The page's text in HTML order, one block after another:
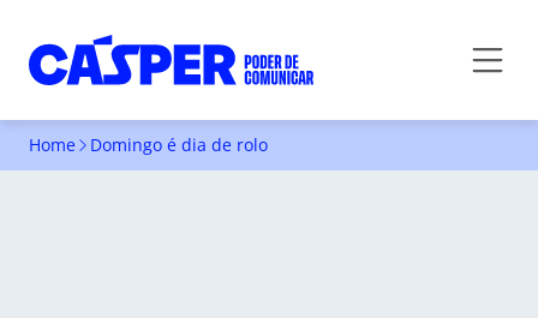
Home Domingo é dia de rolo